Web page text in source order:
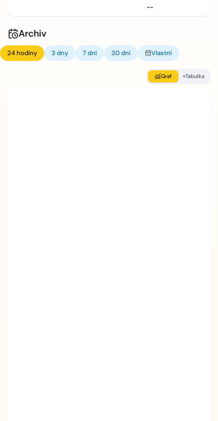
--
Archiv
24 hodiny 3 dny 7 dní 30 dní Vlastní
Graf Tabulka